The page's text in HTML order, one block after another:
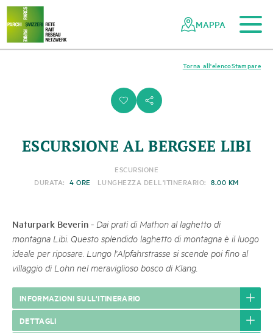
Navigazione
nella
rete
dei
Navigazione
rapida
Al contenuto principale
Alla navigazione mobile
Alla ricerca
Al piè di pagina
Alla mappa del sito
MAPPA
i s
Stampare
Torna all'elenco
ESCURSIONE AL BERGSEE LIBI
ESCURSIONE
DURATA: 4 ORE LUNGHEZZA DELL'ITINERARIO: 8.00 KM
Naturpark Beverin - Dai prati di Mathon al laghetto di
montagna Libi. Questo splendido laghetto di montagna è il luogo
ideale per riposare. Lungo l'Alpfahrstrasse si scende poi fino al
villaggio di Lohn nel meraviglioso bosco di Klang.
INFORMAZIONI SULL'ITINERARIO
DETTAGLI